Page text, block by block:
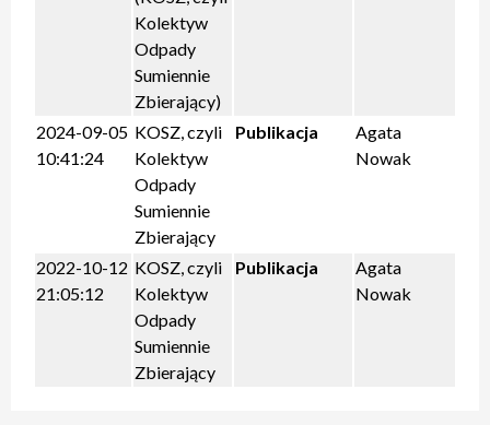
Kolektyw
Odpady
Sumiennie
Zbierający)
2024-09-05
10:41:24
KOSZ, czyli
Kolektyw
Odpady
Sumiennie
Zbierający
Publikacja
Agata
Nowak
2022-10-12
21:05:12
KOSZ, czyli
Kolektyw
Odpady
Sumiennie
Zbierający
Publikacja
Agata
Nowak